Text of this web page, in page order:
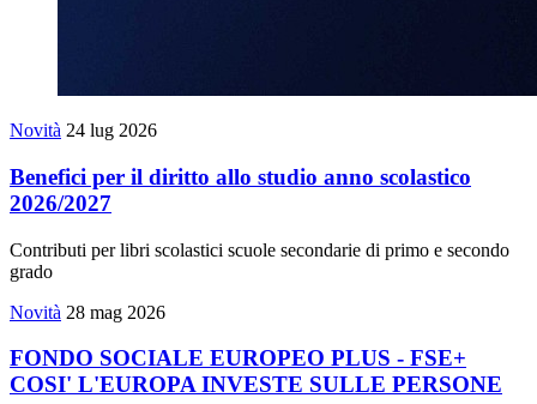
Novità 24 lug 2026
Benefici per il diritto allo studio anno scolastico
2026/2027
Contributi per libri scolastici scuole secondarie di primo e secondo
grado
Novità 28 mag 2026
FONDO SOCIALE EUROPEO PLUS - FSE+
COSI' L'EUROPA INVESTE SULLE PERSONE